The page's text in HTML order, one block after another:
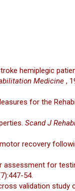
hemiplegic
Medicine,
for the
Scand J
recovery
assessment for
54.
validation study